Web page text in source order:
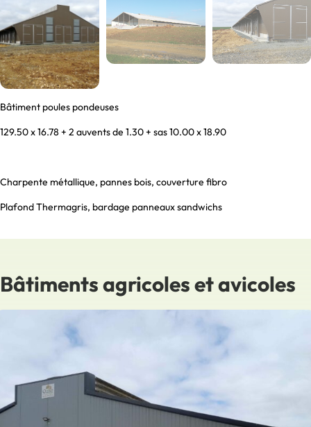
Bâtiment poules pondeuses
129.50 x 16.78 + 2 auvents de 1.30 + sas 10.00 x 18.90
Charpente métallique, pannes bois, couverture fibro
Plafond Thermagris, bardage panneaux sandwichs
Bâtiments agricoles et avicoles